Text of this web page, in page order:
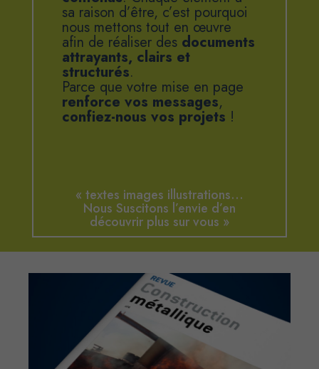
sa raison d’être, c’est pourquoi
nous mettons tout en œuvre
afin de réaliser des documents
attrayants, clairs et
structurés.
Parce que votre mise en page
renforce vos messages,
confiez-nous vos projets !
« textes images illustrations…
Nous Suscitons l’envie d’en
découvrir plus sur vous »
STUDIO. CTICM